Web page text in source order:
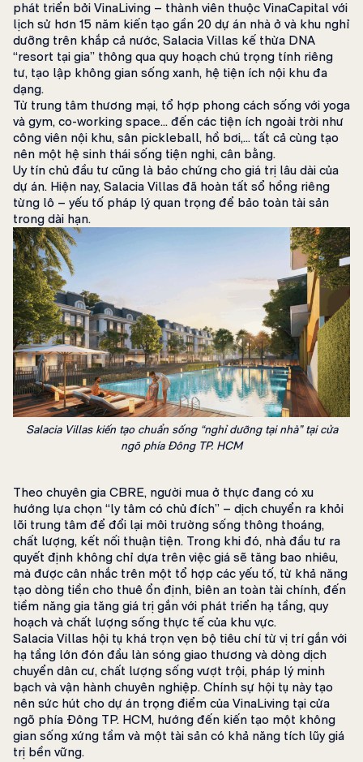
phát triển bởi VinaLiving – thành viên thuộc VinaCapital với
lịch sử hơn 15 năm kiến tạo gần 20 dự án nhà ở và khu nghỉ
dưỡng trên khắp cả nước, Salacia Villas kế thừa DNA
“resort tại gia” thông qua quy hoạch chú trọng tính riêng
tư, tạo lập không gian sống xanh, hệ tiện ích nội khu đa
dạng.
Từ trung tâm thương mại, tổ hợp phong cách sống với yoga
và gym, co-working space… đến các tiện ích ngoài trời như
công viên nội khu, sân pickleball, hồ bơi,… tất cả cùng tạo
nên một hệ sinh thái sống tiện nghi, cân bằng.
Uy tín chủ đầu tư cũng là bảo chứng cho giá trị lâu dài của
dự án. Hiện nay, Salacia Villas đã hoàn tất sổ hồng riêng
từng lô – yếu tố pháp lý quan trọng để bảo toàn tài sản
trong dài hạn.
Salacia Villas kiến tạo chuẩn sống “nghỉ dưỡng tại nhà” tại cửa
ngõ phía Đông TP. HCM
Theo chuyên gia CBRE, người mua ở thực đang có xu
hướng lựa chọn “ly tâm có chủ đích” – dịch chuyển ra khỏi
lõi trung tâm để đổi lại môi trường sống thông thoáng,
chất lượng, kết nối thuận tiện. Trong khi đó, nhà đầu tư ra
quyết định không chỉ dựa trên việc giá sẽ tăng bao nhiêu,
mà được cân nhắc trên một tổ hợp các yếu tố, từ khả năng
tạo dòng tiền cho thuê ổn định, biên an toàn tài chính, đến
tiềm năng gia tăng giá trị gắn với phát triển hạ tầng, quy
hoạch và chất lượng sống thực tế của khu vực.
Salacia Villas hội tụ khá trọn vẹn bộ tiêu chí từ vị trí gắn với
hạ tầng lớn đón đầu làn sóng giao thương và dòng dịch
chuyển dân cư, chất lượng sống vượt trội, pháp lý minh
bạch và vận hành chuyên nghiệp. Chính sự hội tụ này tạo
nên sức hút cho dự án trọng điểm của VinaLiving tại cửa
ngõ phía Đông TP. HCM, hướng đến kiến tạo một không
gian sống xứng tầm và một tài sản có khả năng tích lũy giá
trị bền vững.